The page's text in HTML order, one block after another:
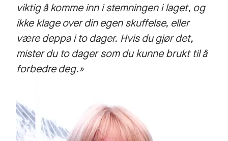
viktig å komme inn i stemningen i laget, og
ikke klage over din egen skuffelse, eller
være deppa i to dager. Hvis du gjør det,
mister du to dager som du kunne brukt til å
forbedre deg.»